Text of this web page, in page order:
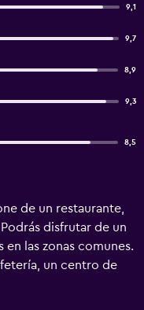
9,1
9,7
8,9
9,3
8,5
de un restaurante,
disfrutar de un
las zonas comunes.
un centro de
Se incluye un
Polonio ofrece 30